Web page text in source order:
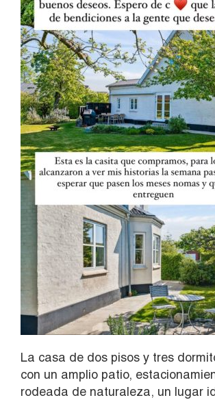
La casa de dos pisos y tres
con un amplio patio,
rodeada de naturaleza, un lugar